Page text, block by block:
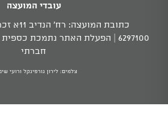
עובדי המועצה
כתובת המועצה: רח' הנדיב 11א זכרון יעקב טל.
6297100 | הפעלת האתר נתמכת כספית
חברתי
צלמים: לירון גורפינקל ורועי